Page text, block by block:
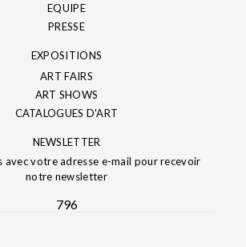
EQUIPE
PRESSE
EXPOSITIONS
ART FAIRS
ART SHOWS
CATALOGUES D'ART
NEWSLETTER
avec votre adresse e-mail pour recevoir
notre newsletter
796